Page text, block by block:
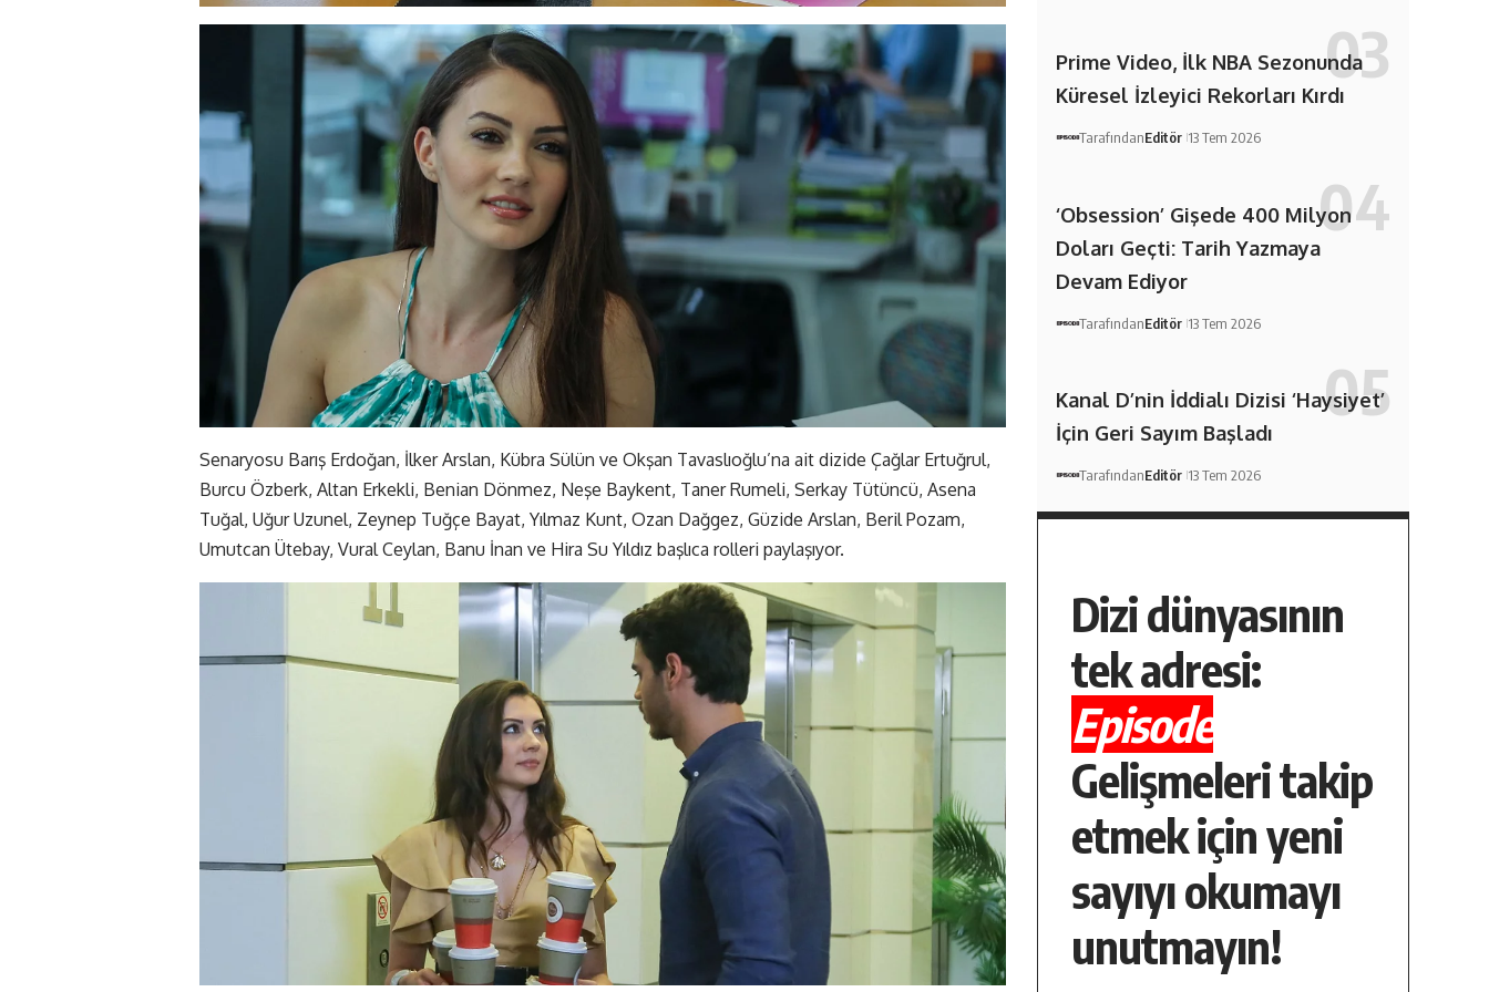
Senaryosu Barış Erdoğan, İlker Arslan, Kübra Sülün ve Okşan Tavaslıoğlu’na ait dizide Çağlar Ertuğrul,
Burcu Özberk, Altan Erkekli, Benian Dönmez, Neşe Baykent, Taner Rumeli, Serkay Tütüncü, Asena
Tuğal, Uğur Uzunel, Zeynep Tuğçe Bayat, Yılmaz Kunt, Ozan Dağgez, Güzide Arslan, Beril Pozam,
Umutcan Ütebay, Vural Ceylan, Banu İnan ve Hira Su Yıldız başlıca rolleri paylaşıyor.
Prime Video, İlk NBA Sezonunda
Küresel İzleyici Rekorları Kırdı
TarafındanEditör 13 Tem 2026
‘Obsession’ Gişede 400 Milyon
Doları Geçti: Tarih Yazmaya
Devam Ediyor
TarafındanEditör 13 Tem 2026
Kanal D’nin İddialı Dizisi ‘Haysiyet’
İçin Geri Sayım Başladı
TarafındanEditör 13 Tem 2026
Dizi dünyasının
tek adresi:
Episode
Gelişmeleri takip
etmek için yeni
sayıyı okumayı
unutmayın!